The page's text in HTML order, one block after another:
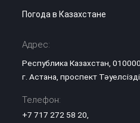
Погода в Казахстане
Адрес:
Республика Казахстан,
г. Астана, проспект
Телефон:
+7 717 272 58 20,